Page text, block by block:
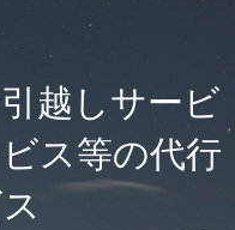
越しサービ
ス等の代行